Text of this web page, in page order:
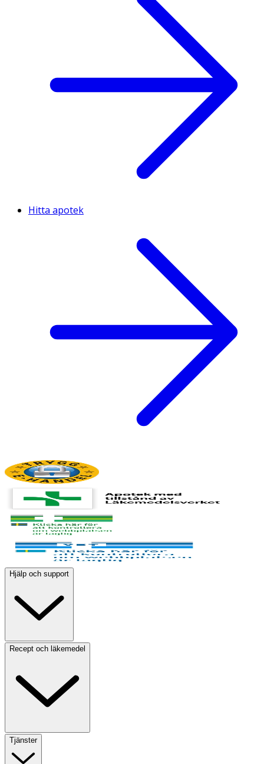
Hitta apotek
Hjälp och support
Recept och läkemedel
Tjänster